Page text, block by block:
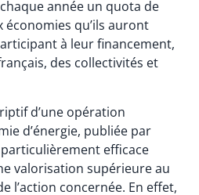
année un quota de
économies qu’ils auront
à leur financement,
des collectivités et
d’une opération
d’énergie, publiée par
efficace
valorisation supérieure au
l’action concernée. En effet,